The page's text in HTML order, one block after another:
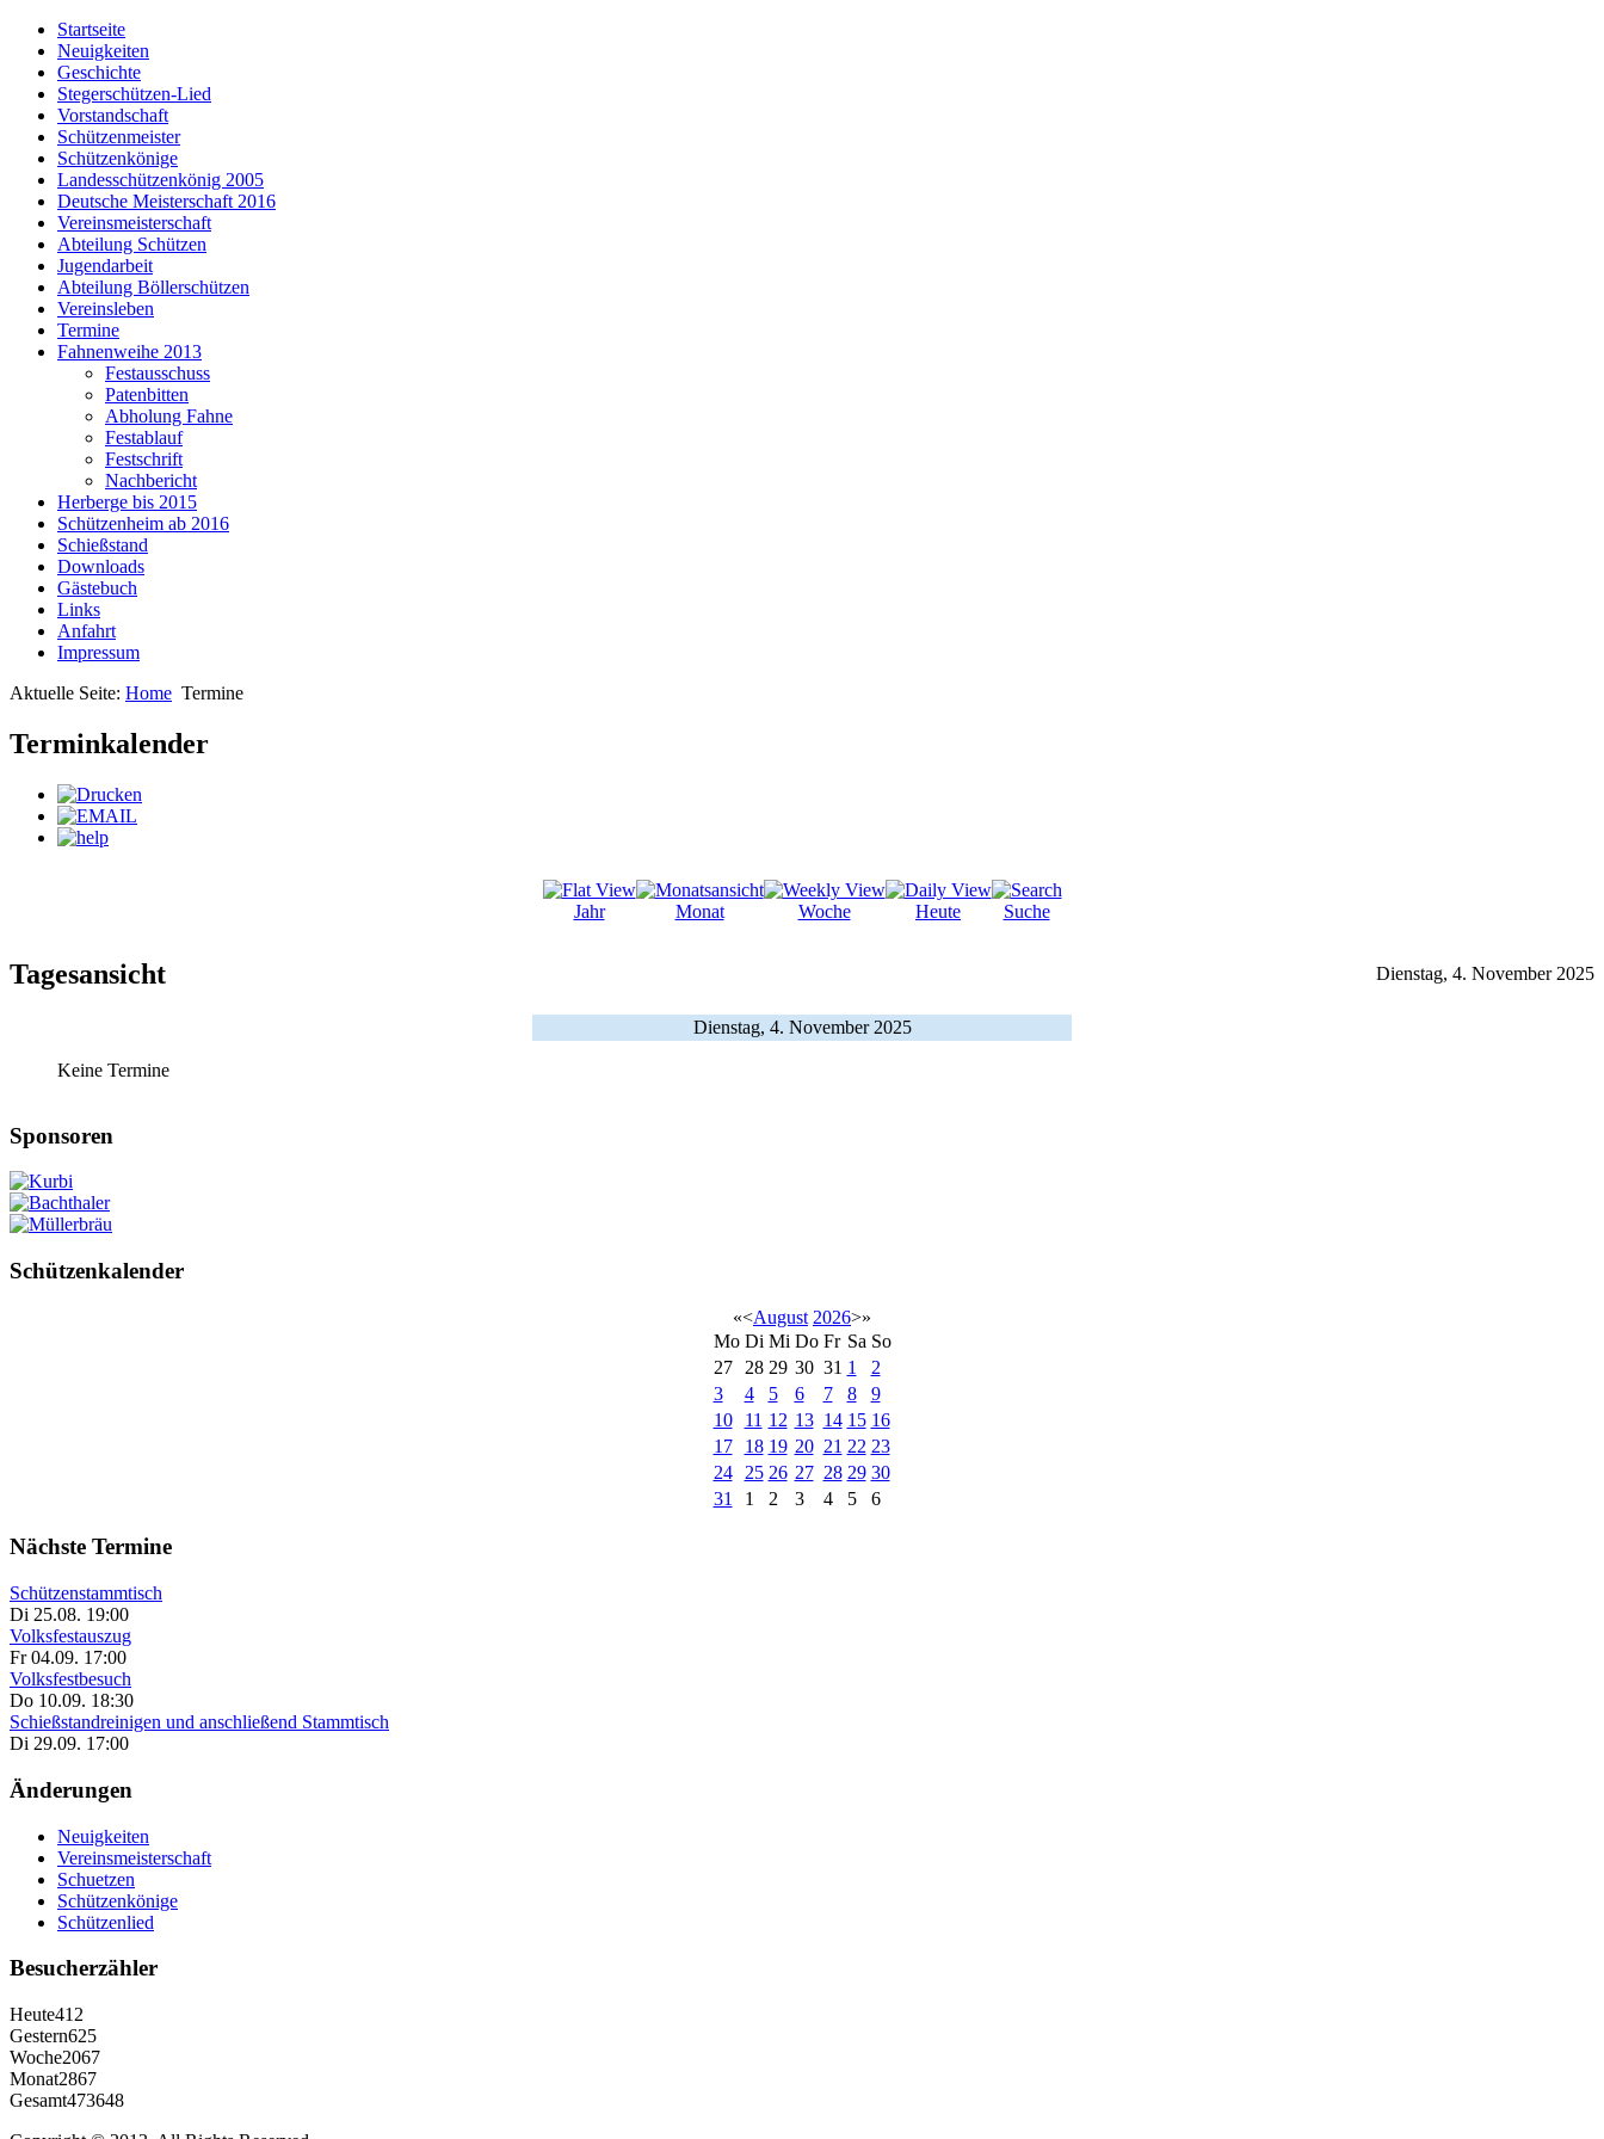
Startseite
Neuigkeiten
Geschichte
Stegerschützen-Lied
Vorstandschaft
Schützenmeister
Schützenkönige
Landesschützenkönig 2005
Deutsche Meisterschaft 2016
Vereinsmeisterschaft
Abteilung Schützen
Jugendarbeit
Abteilung Böllerschützen
Vereinsleben
Termine
Fahnenweihe 2013
Festausschuss
Patenbitten
Abholung Fahne
Festablauf
Festschrift
Nachbericht
Herberge bis 2015
Schützenheim ab 2016
Schießstand
Downloads
Gästebuch
Links
Anfahrt
Impressum
Aktuelle Seite: Home Termine
Terminkalender
Jahr Monat Woche Heute Suche
Tagesansicht Dienstag, 4. November 2025
Dienstag, 4. November 2025
Keine Termine
Sponsoren
Schützenkalender
«<August 2026>»
Mo Di Mi Do Fr Sa So
27
28 29 30 31 1
2
3
4 5 6 7 8
9
10
11 12 13 14 15 16
17
18 19 20 21 22 23
24
25 26 27 28 29 30
31
1 2 3 4 5 6
Nächste Termine
Schützenstammtisch
Di 25.08. 19:00
Volksfestauszug
Fr 04.09. 17:00
Volksfestbesuch
Do 10.09. 18:30
Schießstandreinigen und anschließend Stammtisch
Di 29.09. 17:00
Änderungen
Neuigkeiten
Vereinsmeisterschaft
Schuetzen
Schützenkönige
Schützenlied
Besucherzähler
Heute412
Gestern625
Woche2067
Monat2867
Gesamt473648